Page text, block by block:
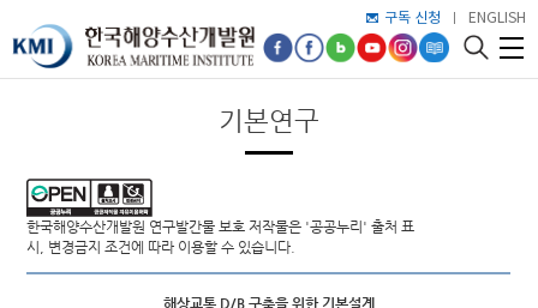
구독 신청 ENGLISH
기본연구
한국해양수산개발원 연구발간물 보호 저작물은 '공공누리' 출처 표
시, 변경금지 조건에 따라 이용할 수 있습니다.
해상교통 D/B 구축을 위한 기본설계